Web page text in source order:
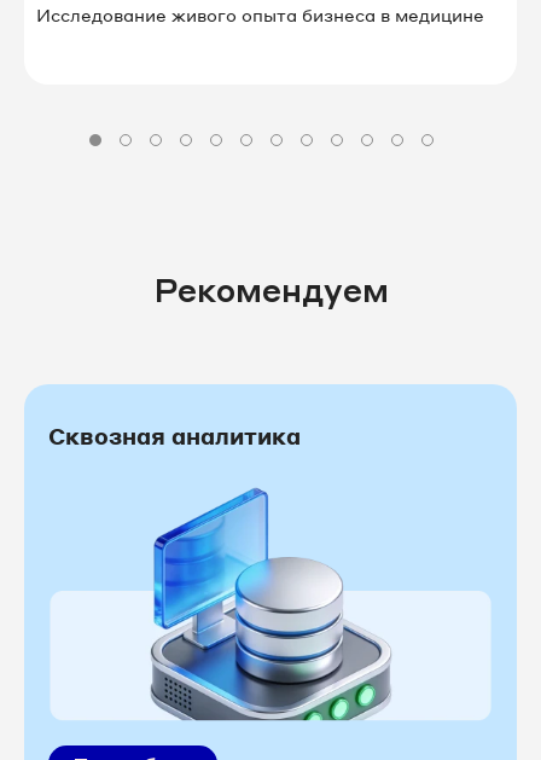
Исследование живого опыта бизнеса в⁠ ⁠медицине
Рекомендуем
Сквозная аналитика